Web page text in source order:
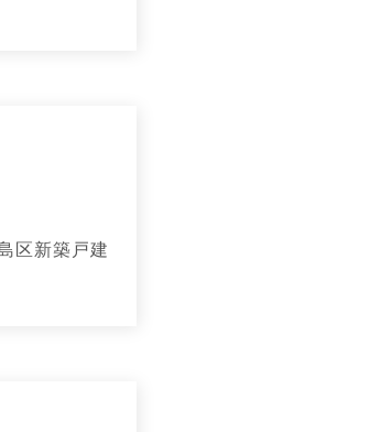
区新築戸建